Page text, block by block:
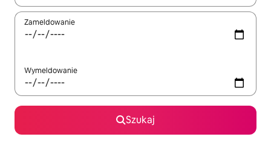
Zameldowanie
Wymeldowanie
Szukaj